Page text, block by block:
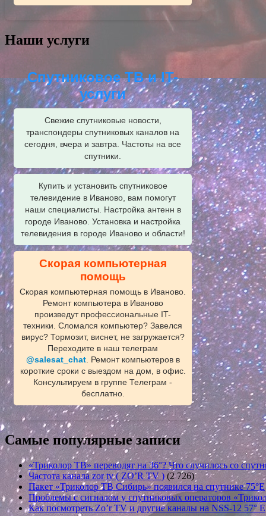
Наши услуги
Спутниковое ТВ и IT-
услуги
Свежие спутниковые новости,
транспондеры спутниковых каналов на
сегодня, вчера и завтра. Частоты на все
спутники.
Купить и установить спутниковое
телевидение в Иваново, вам помогут
наши специалисты. Настройка антенн в
городе Иваново. Установка и настройка
телевидения в городе Иваново и области!
Скорая компьютерная
помощь
Скорая компьютерная помощь в Иваново.
Ремонт компьютера в Иваново
произведут профессиональные IT-
техники. Сломался компьютер? Завелся
вирус? Тормозит, виснет, не загружается?
Переходите в наш телеграм
@salesat_chat. Ремонт компьютеров в
короткие сроки с выездом на дом, в офис.
Консультируем в группе Телеграм -
бесплатно.
Самые популярные записи
«Триколор ТВ» переводят на 36°? Что случилось со
Частота канала zor tv ( ZO’R TV ) (2 726)
Пакет «Триколор ТВ Сибирь» появился на спутнике 75°E
Проблемы с сигналом у спутниковых операторов
Как посмотреть Zo’r TV и другие каналы на NSS-12 57° E